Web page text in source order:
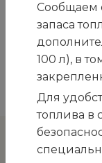
Главная /
в открытом
объектов ГМУ
период с даты
31.03.2027
К
Сообщаем
запаса
100 л), в
Для
топлива в